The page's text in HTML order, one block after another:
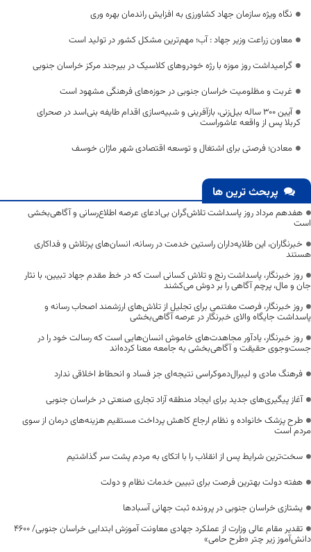
نگاه ویژه سازمان جهاد کشاورزی به افزایش راندمان بهره وری
معاون زراعت وزیر جهاد : آب؛ مهم‌ترین مشکل کشور در تولید است
گرامیداشت روز موزه با رژه خودروهای کلاسیک در بیرجند مرکز خراسان جنوبی
غربت و مظلومیت خراسان جنوبی در حوزه‌های فرهنگی مشهود است
آیین ۳۰۰ ساله بیل‌زنی، بازآفرینی و شبیه‌سازی اقدام طایفه بنی‌اسد در صحرای
کربلا پس از واقعه عاشوراست
معادن؛ فرصتی برای اشتغال و توسعه اقتصادی شهر ماژان خوسف
پربحث ترین ها
هفدهم مرداد روز پاسداشت تلاش‌گران بی‌ادعای عرصه اطلاع‌رسانی و آگاهی‌بخشی
است
خبرنگاران، این طلایه‌داران راستین خدمت در رسانه، انسان‌های پرتلاش و فداکاری
هستند
روز خبرنگار، پاسداشت رنج و تلاش کسانی است که در خط مقدم جهاد تبیین، با نثار
جان و مال، پرچم آگاهی را بر دوش می‌کشند
روز خبرنگار، فرصت مغتنمی برای تجلیل از تلاش‌های ارزشمند اصحاب رسانه و
پاسداشت جایگاه والای خبرنگار در عرصه آگاهی‌بخشی
روز خبرنگار، یادآور مجاهدت‌های خاموش انسان‌هایی است که رسالت خود را در
جست‌وجوی حقیقت و آگاهی‌بخشی به جامعه معنا کرده‌اند
فرهنگ مادی و لیبرال‌دموکراسی نتیجه‌ای جز فساد و انحطاط اخلاقی ندارد
آغاز پیگیری‌های جدید برای ایجاد منطقه آزاد تجاری صنعتی در خراسان جنوبی
طرح پزشک خانواده و نظام ارجاع کاهش پرداخت مستقیم هزینه‌های درمان از سوی
مردم است
سخت‌ترین شرایط پس از انقلاب را با اتکای به مردم پشت سر گذاشتیم
هفته دولت بهترین فرصت برای تبیین خدمات نظام و دولت
یشتازی خراسان جنوبی در پرونده ثبت جهانی آسبادها
تقدیر مقام عالی وزارت از عملکرد جهادی معاونت آموزش ابتدایی خراسان جنوبی/ ۴۶۰۰
دانش‌آموز زیر چتر «طرح حامی»